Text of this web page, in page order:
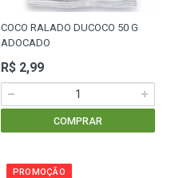
COCO RALADO DUCOCO 50 G
ADOCADO
R$ 2,99
COMPRAR
PROMOÇÃO